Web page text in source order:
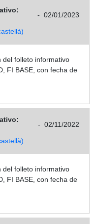
- 02/01/2023
del folleto informativo
FI BASE, con fecha de
- 02/11/2022
del folleto informativo
FI BASE, con fecha de